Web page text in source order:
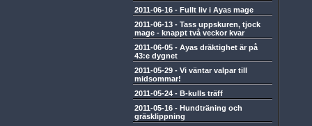
2011-06-16 - Fullt liv i Ayas mage
2011-06-13 - Tass uppskuren, tjock
mage - knappt två veckor kvar
2011-06-05 - Ayas dräktighet är på
43:e dygnet
2011-05-29 - Vi väntar valpar till
midsommar!
2011-05-24 - B-kulls träff
2011-05-16 - Hundträning och
gräsklippning